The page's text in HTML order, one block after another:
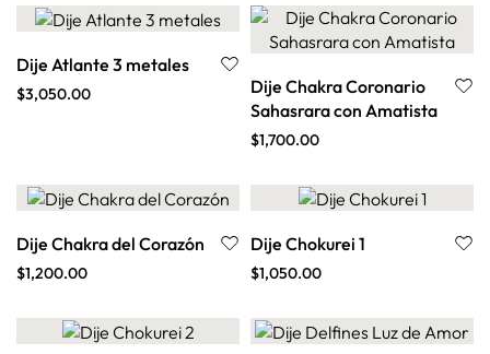
Dije Atlante 3 metales
$3,050.00
Dije Chakra Coronario
Sahasrara con Amatista
$1,700.00
Dije Chakra del Corazón
$1,200.00
Dije Chokurei 1
$1,050.00